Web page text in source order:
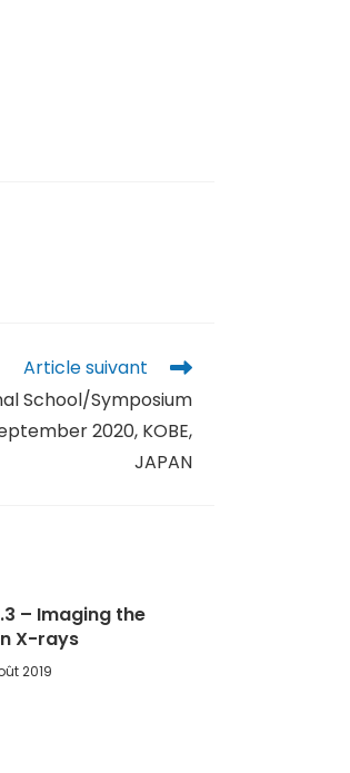
Article suivant
School/Symposium
2020, KOBE,
JAPAN
– Imaging the
X-rays
2019